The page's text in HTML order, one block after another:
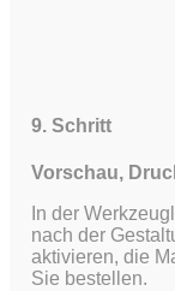
9. Schritt
Vorschau,
In der
nach der
aktivieren, die
Sie bestellen.